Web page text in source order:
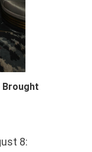
Brought
8: